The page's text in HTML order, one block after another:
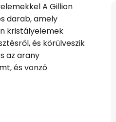
A Gillion
darab, amely
kristályelemek
és körülveszik
az arany
és vonzó
fényt a
a helyiségben. A